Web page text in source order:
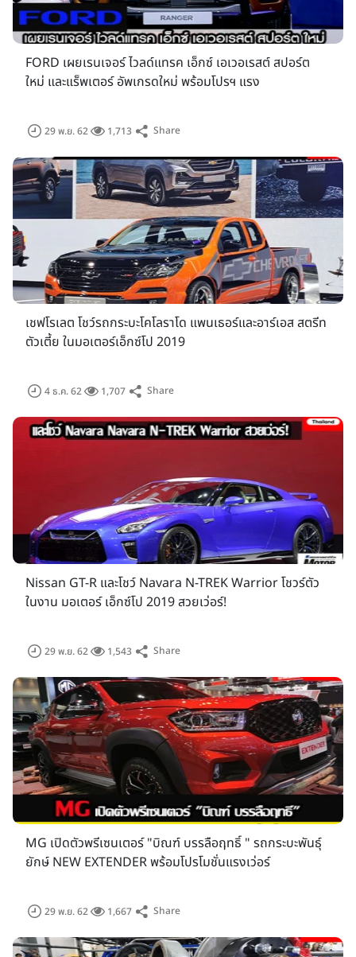
FORD เผยเรนเจอร์ ไวลด์แทรค เอ็กซ์ เอเวอเรสต์ สปอร์ต
ใหม่ และแร็พเตอร์ อัพเกรดใหม่ พร้อมโปรฯ แรง
29 พ.ย. 62 1,713 Share
เชฟโรเลต โชว์รถกระบะโคโลราโด แพนเธอร์และอาร์เอส สตรีท
ตัวเตี้ย ในมอเตอร์เอ็กซ์โป 2019
4 ธ.ค. 62 1,707 Share
Nissan GT-R และโชว์ Navara N-TREK Warrior โชวร์ตัว
ในงาน มอเตอร์ เอ็กซ์โป 2019 สวยเว่อร์!
29 พ.ย. 62 1,543 Share
MG เปิดตัวพรีเซนเตอร์ "บิณฑ์ บรรลือฤทธิ์ " รถกระบะพันธุ์
ยักษ์ NEW EXTENDER พร้อมโปรโมชั่นแรงเว่อร์
29 พ.ย. 62 1,667 Share